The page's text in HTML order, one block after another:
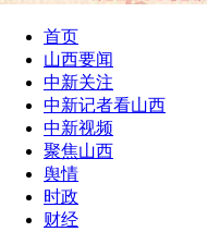
首页
山西要闻
中新关注
中新记者看山西
中新视频
聚焦山西
舆情
时政
财经